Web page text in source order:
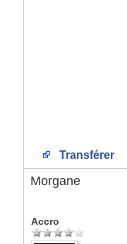
Transférer
Morgane
Accro